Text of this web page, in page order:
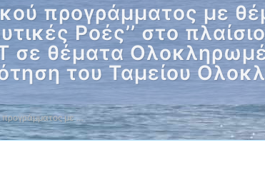
προγράμματος με
Ροές’’ στo
θέματα
του Ταμείου
προγράμματος με …